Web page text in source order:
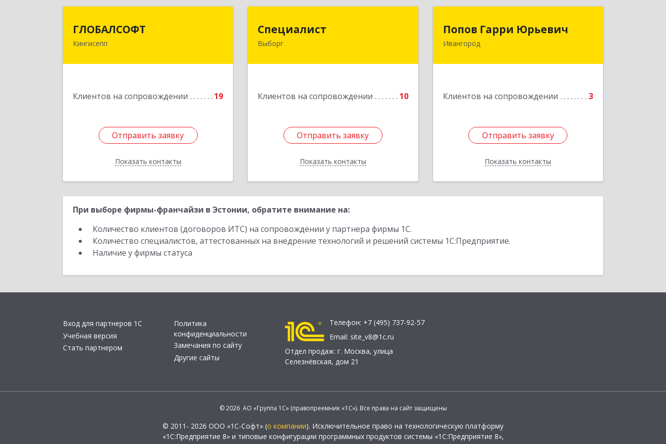
ГЛОБАЛСОФТ
Кингисепп
Клиентов на сопровождении 19
Отправить заявку
Показать контакты
Подробнее
Отправить заявку
Назад
Специалист
Выборг
Клиентов на сопровождении 10
Отправить заявку
Показать контакты
Подробнее
Отправить заявку
Назад
Попов Гарри Юрьевич
Ивангород
Клиентов на сопровождении 3
Отправить заявку
Показать контакты
Отправить заявку
Назад
При выборе фирмы-франчайзи в Эстонии, обратите внимание на:
Количество клиентов (договоров ИТС) на сопровождении у партнера фирмы 1С.
Количество специалистов, аттестованных на внедрение технологий и решений системы 1С:Предприятие.
Наличие у фирмы статуса
Вход для партнеров 1С
Учебная версия
Стать партнером
Политика
конфиденциальности
Замечания по сайту
Другие сайты
Телефон: +7 (495) 737-92-57
Email: site_v8@1c.ru
Отдел продаж: г. Москва, улица
Селезнёвская, дом 21
© 2026 АО «Группа 1С» (правопреемник «1С»). Все права на сайт защищены
© 2011- 2026 ООО «1С-Софт» (о компании). Исключительное право на технологическую платформу
«1С:Предприятие 8» и типовые конфигурации программных продуктов системы «1С:Предприятие 8»,